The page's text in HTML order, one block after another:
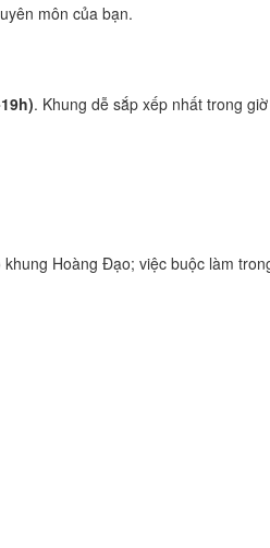
môn của bạn.
. Khung dễ sắp xếp nhất trong
Hoàng Đạo; việc buộc làm